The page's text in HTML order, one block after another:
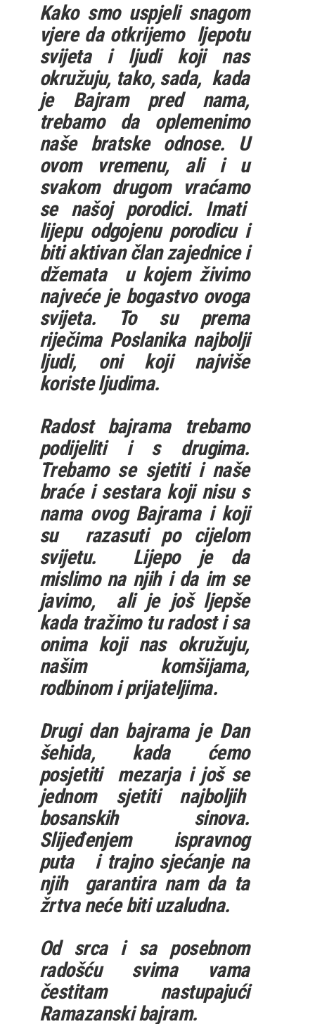
Kako smo uspjeli snagom
vjere da otkrijemo ljepotu
svijeta i ljudi koji nas
okružuju, tako, sada, kada
je Bajram pred nama,
trebamo da oplemenimo
naše bratske odnose. U
ovom vremenu, ali i u
svakom drugom vraćamo
se našoj porodici. Imati
lijepu odgojenu porodicu i
biti aktivan član zajednice i
džemata u kojem živimo
najveće je bogastvo ovoga
svijeta. To su prema
riječima Poslanika najbolji
ljudi, oni koji najviše
koriste ljudima.
Radost bajrama trebamo
podijeliti i s drugima.
Trebamo se sjetiti i naše
braće i sestara koji nisu s
nama ovog Bajrama i koji
su razasuti po cijelom
svijetu. Lijepo je da
mislimo na njih i da im se
javimo, ali je još ljepše
kada tražimo tu radost i sa
onima koji nas okružuju,
našim komšijama,
rodbinom i prijateljima.
Drugi dan bajrama je Dan
šehida, kada ćemo
posjetiti mezarja i još se
jednom sjetiti najboljih
bosanskih sinova.
Slijeđenjem ispravnog
puta i trajno sjećanje na
njih garantira nam da ta
žrtva neće biti uzaludna.
Od srca i sa posebnom
radošću svima vama
čestitam nastupajući
Ramazanski bajram.